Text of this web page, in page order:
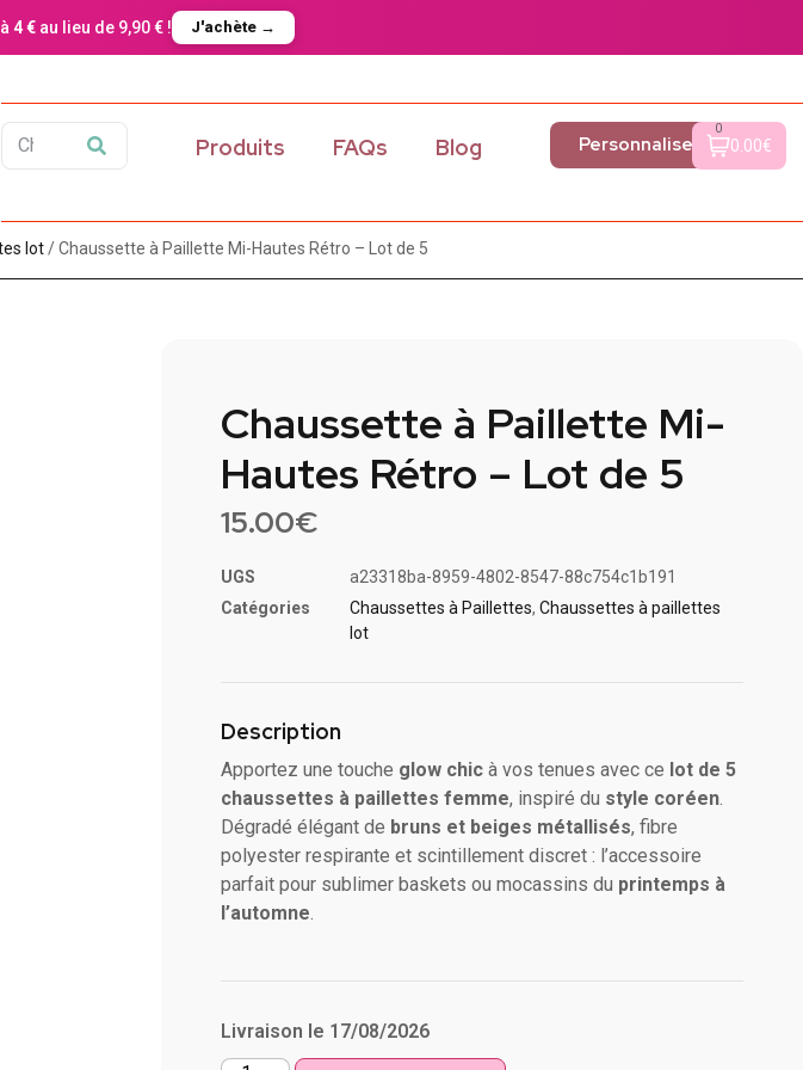
4 €au lieu de 9,90 € ! J'achète →
Produits FAQs Blog Personnaliser
0
0.00€
lot​/ Chaussette à Paillette Mi-Hautes Rétro – Lot de 5​
Chaussette à Paillette Mi-
Hautes Rétro – Lot de 5​
15.00€
UGS
a23318ba-8959-4802-8547-88c754c1b191
Catégories
Chaussettes à Paillette​s,Chaussettes à paillettes
lot​
Description
Apportez une touche glow chic à vos tenues avec ce lot de 5
chaussettes à paillettes femme, inspiré du style coréen.
Dégradé élégant de bruns et beiges métallisés, fibre
polyester respirante et scintillement discret : l’accessoire
parfait pour sublimer baskets ou mocassins du printemps à
l’automne.
Livraison le 17/08/2026